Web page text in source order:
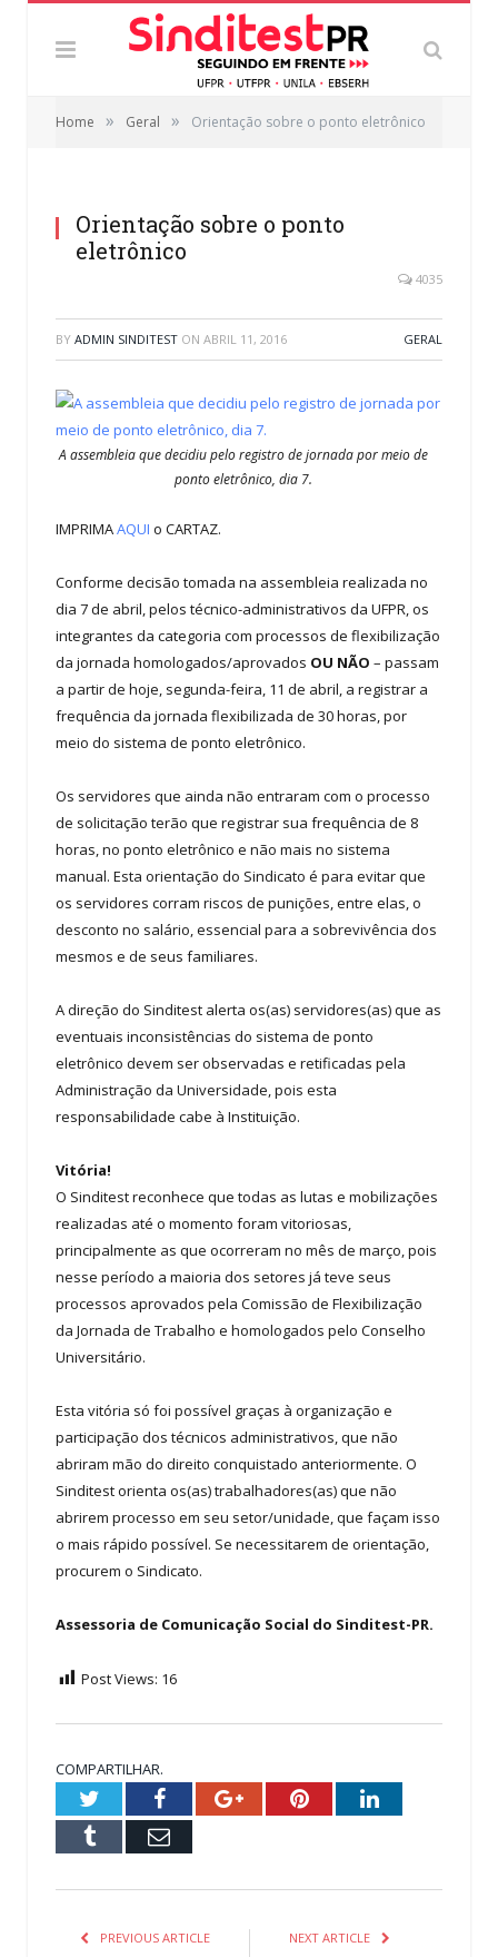
Home » Geral » Orientação sobre o ponto eletrônico
Orientação sobre o ponto
eletrônico
4035
BY ADMIN SINDITEST ON ABRIL 11, 2016 GERAL
A assembleia que decidiu pelo registro de jornada por meio de
ponto eletrônico, dia 7.
IMPRIMAAQUI o CARTAZ.
Conforme decisão tomada na assembleia realizada no
dia 7 de abril, pelos técnico-administrativos da UFPR, os
integrantes da categoria com processos de flexibilização
da jornada homologados/aprovados OU NÃO – passam
a partir de hoje, segunda-feira, 11 de abril, a registrar a
frequência da jornada flexibilizada de 30 horas, por
meio do sistema de ponto eletrônico.
Os servidores que ainda não entraram com o processo
de solicitação terão que registrar sua frequência de 8
horas, no ponto eletrônico e não mais no sistema
manual. Esta orientação do Sindicato é para evitar que
os servidores corram riscos de punições, entre elas, o
desconto no salário, essencial para a sobrevivência dos
mesmos e de seus familiares.
A direção do Sinditest alerta os(as) servidores(as) que as
eventuais inconsistências do sistema de ponto
eletrônico devem ser observadas e retificadas pela
Administração da Universidade, pois esta
responsabilidade cabe à Instituição.
Vitória!
O Sinditest reconhece que todas as lutas e mobilizações
realizadas até o momento foram vitoriosas,
principalmente as que ocorreram no mês de março, pois
nesse período a maioria dos setores já teve seus
processos aprovados pela Comissão de Flexibilização
da Jornada de Trabalho e homologados pelo Conselho
Universitário.
Esta vitória só foi possível graças à organização e
participação dos técnicos administrativos, que não
abriram mão do direito conquistado anteriormente. O
Sinditest orienta os(as) trabalhadores(as) que não
abrirem processo em seu setor/unidade, que façam isso
o mais rápido possível. Se necessitarem de orientação,
procurem o Sindicato.
Assessoria de Comunicação Social do Sinditest-PR.
Post Views: 16
COMPARTILHAR.
TwitterFacebookGoogle+PinterestLinkedIn
Tumblr Email
PREVIOUS ARTICLE NEXT ARTICLE